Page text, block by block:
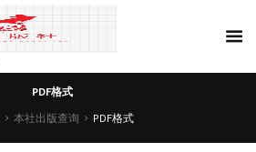
PDF格式
本社出版查询 PDF格式